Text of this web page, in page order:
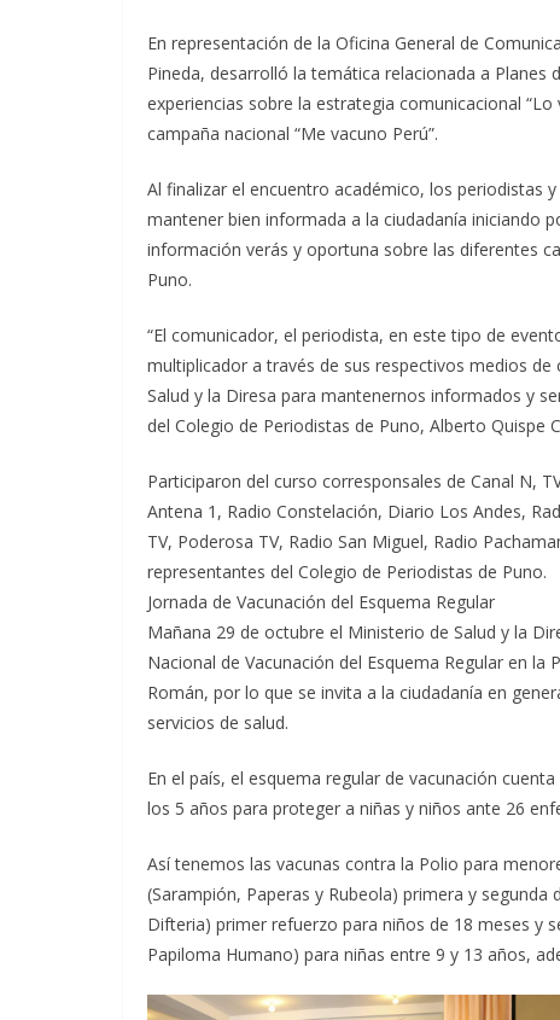
En representación de la Oficina General de
Pineda, desarrolló la temática relacionada a
experiencias sobre la estrategia comunicacional
campaña nacional “Me vacuno Perú”.
Al finalizar el encuentro académico, los periodistas
mantener bien informada a la ciudadanía iniciando
información verás y oportuna sobre las diferentes
Puno.
“El comunicador, el periodista, en este tipo de
multiplicador a través de sus respectivos medios
Salud y la Diresa para mantenernos informados y
del Colegio de Periodistas de Puno, Alberto Quispe
Participaron del curso corresponsales de Canal N,
Antena 1, Radio Constelación, Diario Los Andes,
TV, Poderosa TV, Radio San Miguel, Radio
representantes del Colegio de Periodistas de Puno.
Jornada de Vacunación del Esquema Regular
Mañana 29 de octubre el Ministerio de Salud y la
Nacional de Vacunación del Esquema Regular en la
Román, por lo que se invita a la ciudadanía en
servicios de salud.
En el país, el esquema regular de vacunación
los 5 años para proteger a niñas y niños ante 26
Así tenemos las vacunas contra la Polio para
(Sarampión, Paperas y Rubeola) primera y
Difteria) primer refuerzo para niños de 18 meses y
Papiloma Humano) para niñas entre 9 y 13 años,